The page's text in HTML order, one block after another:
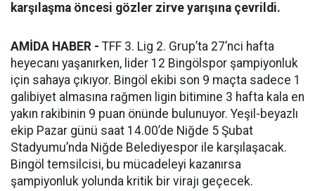
karşılaşma öncesi gözler zirve yarışına çevrildi.
AMİDA HABER - TFF 3. Lig 2. Grup’ta 27’nci hafta
heyecanı yaşanırken, lider 12 Bingölspor şampiyonluk
için sahaya çıkıyor. Bingöl ekibi son 9 maçta sadece 1
galibiyet almasına rağmen ligin bitimine 3 hafta kala en
yakın rakibinin 9 puan önünde bulunuyor. Yeşil-beyazlı
ekip Pazar günü saat 14.00’de Niğde 5 Şubat
Stadyumu’nda Niğde Belediyespor ile karşılaşacak.
Bingöl temsilcisi, bu mücadeleyi kazanırsa
şampiyonluk yolunda kritik bir virajı geçecek.